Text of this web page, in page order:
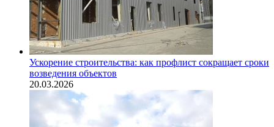
Ускорение строительства: как профлист сокращает сроки
возведения объектов
20.03.2026